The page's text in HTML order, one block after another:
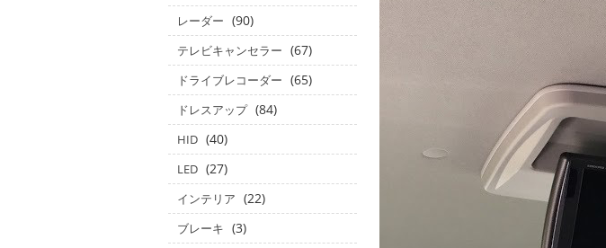
レーダー (90)
テレビキャンセラー (67)
ドライブレコーダー (65)
ドレスアップ (84)
HID (40)
LED (27)
インテリア (22)
ブレーキ (3)